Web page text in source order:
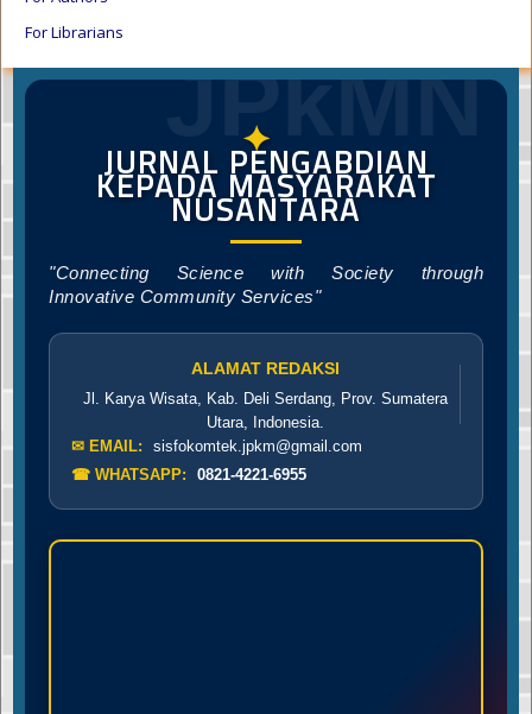
For Librarians
JPkMN
✦
JURNAL PENGABDIAN
KEPADA MASYARAKAT
NUSANTARA
"Connecting Science with Society through
Innovative Community Services"
ALAMAT REDAKSI
Jl. Karya Wisata, Kab. Deli Serdang, Prov. Sumatera
Utara, Indonesia.
✉ EMAIL:
sisfokomtek.jpkm@gmail.com
☎ WHATSAPP:
0821-4221-6955